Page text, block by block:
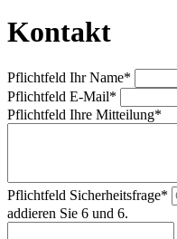
Kontakt
Pflichtfeld Ihr Name*
Pflichtfeld E-Mail*
Pflichtfeld Ihre Mitteilung*
Pflichtfeld Sicherheitsfrage*
addieren Sie 6 und 6.